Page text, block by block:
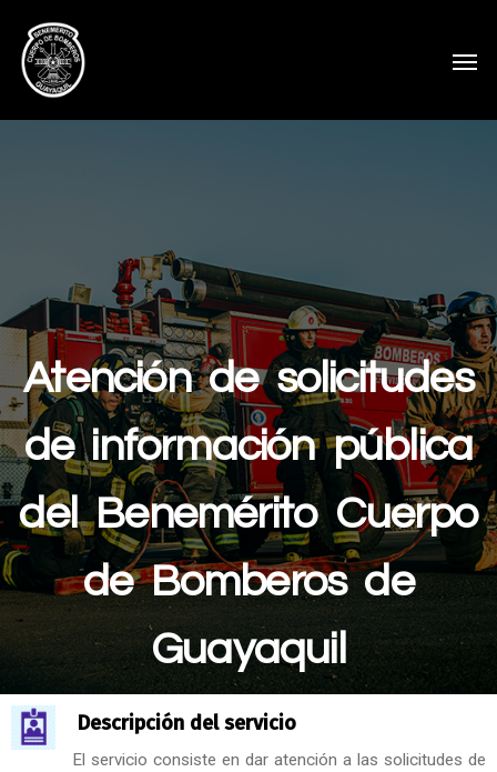
Atención de solicitudes
de información pública
del Benemérito Cuerpo
de Bomberos de
Guayaquil
Descripción del servicio
El servicio consiste en dar atención a las solicitudes de